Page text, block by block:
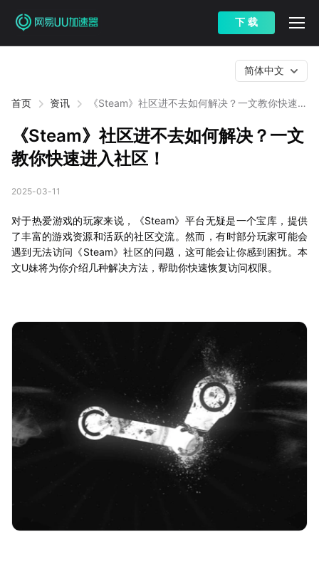
下 载
首页 资讯
《Steam》社区进不去如何解决？一文教你快速进
简体中文
《Steam》社区进不去如何解决？一文
教你快速进入社区！
2025-03-11
对于热爱游戏的玩家来说，《Steam》平台无疑是一个宝库，提供
了丰富的游戏资源和活跃的社区交流。然而，有时部分玩家可能会
遇到无法访问《Steam》社区的问题，这可能会让你感到困扰。本
文U妹将为你介绍几种解决方法，帮助你快速恢复访问权限。